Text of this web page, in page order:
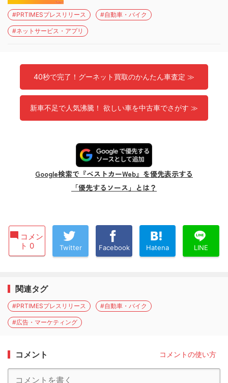
#PRTIMESプレスリリース #自動車・バイク
#ネットサービス・アプリ
40秒で完了！グーネット買取のかんたん車査定 ≫
新車不足で人気沸騰！ 欲しい車を中古車でさがす ≫
Google検索で『ベストカーWeb』を優先表示する
「優先するソース」とは？
コメン
ト 0
Twitter Facebook Hatena LINE
関連タグ
#PRTIMESプレスリリース #自動車・バイク
#広告・マーケティング
コメント コメントの使い方